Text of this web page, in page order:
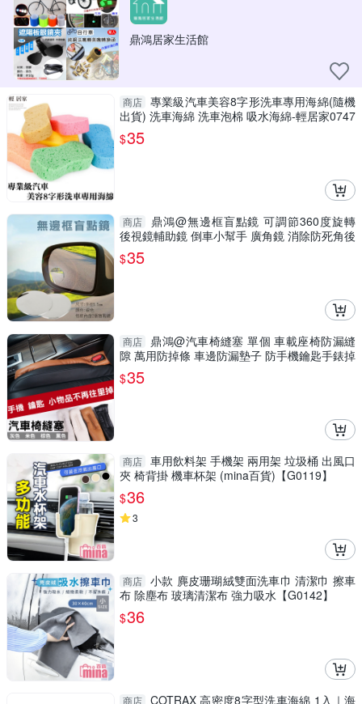
鼎鴻居家生活館
商店 專業級汽車美容8字形洗車專用海綿(隨機
出貨) 洗車海綿 洗車泡棉 吸水海綿-輕居家0747
$35
商店
鼎鴻@無邊框盲點鏡 可調節360度旋轉
後視鏡輔助鏡 倒車小幫手 廣角鏡 消除防死角後
視 2入
$35
商店
鼎鴻@汽車椅縫塞 單個 車載座椅防漏縫
隙 萬用防掉條 車邊防漏墊子 防手機鑰匙手錶掉
落
$35
商店 車用飲料架 手機架 兩用架 垃圾桶 出風口
夾 椅背掛 機車杯架 (mina百貨)【G0119】
$36
3
商店 小款 麂皮珊瑚絨雙面洗車巾 清潔巾 擦車
布 除塵布 玻璃清潔布 強力吸水【G0142】
$36
商店 COTRAX 高密度8字型洗車海綿 1入｜海